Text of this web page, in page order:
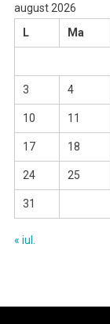
august 2026
L
Ma
3 4
10 11
17 18
24 25
31
« iul.